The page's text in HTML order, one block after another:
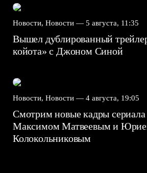
Новости, Новости — 5 августа, 11:35
Вышел дублированный
койота» с Джоном Синой
Новости, Новости — 4 августа, 19:05
Смотрим новые кадры
Максимом Матвеевым и
Колокольниковым